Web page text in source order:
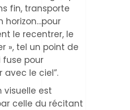
fin, transporte
horizon…pour
le recentrer, le
», tel un point de
fuse pour
le ciel”.
visuelle est
celle du récitant